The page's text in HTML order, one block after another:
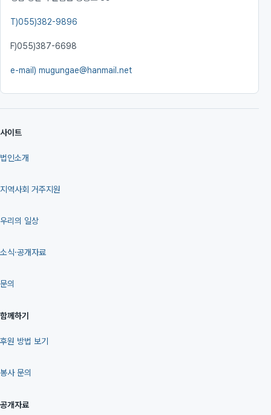
T)055)382-9896
F)055)387-6698
e-mail) mugungae@hanmail.net
사이트
법인소개
지역사회 거주지원
우리의 일상
소식·공개자료
문의
함께하기
후원 방법 보기
봉사 문의
공개자료